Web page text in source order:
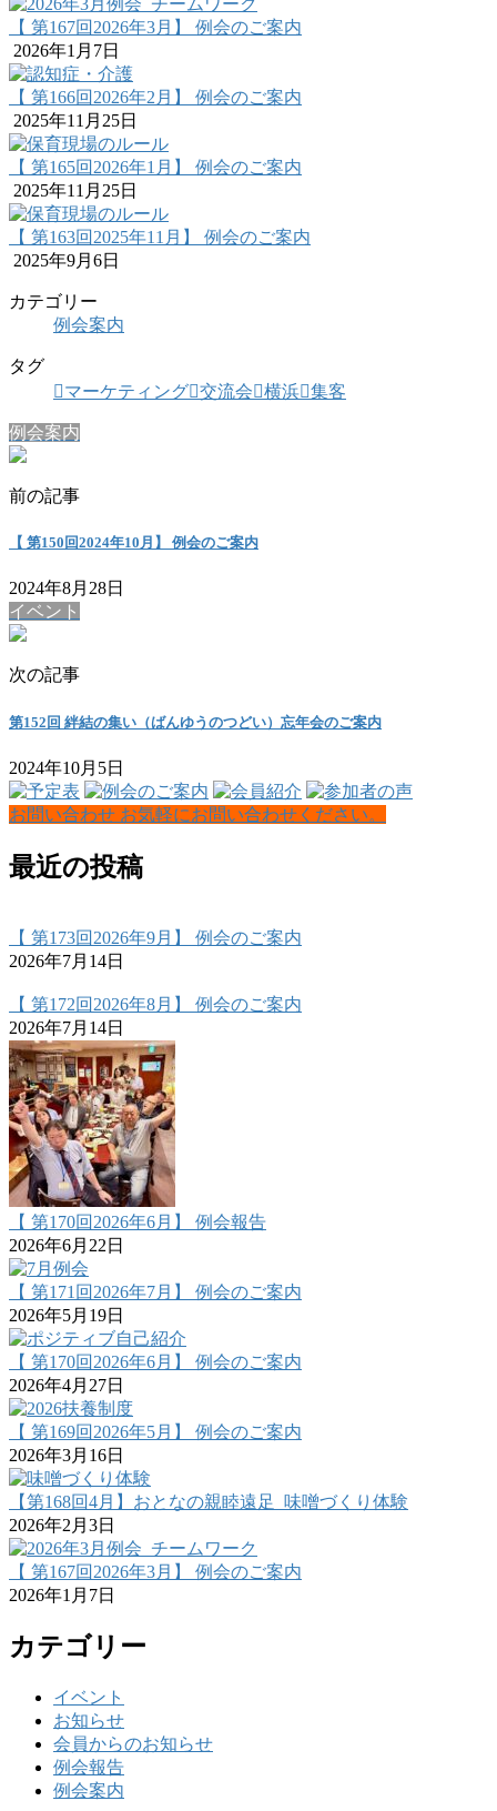
【 第167回2026年3月】 例会のご案内
2026年1月7日
【 第166回2026年2月】 例会のご案内
2025年11月25日
【 第165回2026年1月】 例会のご案内
2025年11月25日
【 第163回2025年11月】 例会のご案内
2025年9月6日
カテゴリー
例会案内
タグ
マーケティング 交流会 横浜 集客
例会案内
前の記事
【 第150回2024年10月】 例会のご案内
2024年8月28日
イベント
次の記事
第152回 絆結の集い（ばんゆうのつどい）忘年会のご案内
2024年10月5日
お問い合わせ お気軽にお問い合わせください。
最近の投稿
【 第173回2026年9月】 例会のご案内
2026年7月14日
【 第172回2026年8月】 例会のご案内
2026年7月14日
【 第170回2026年6月】 例会報告
2026年6月22日
【 第171回2026年7月】 例会のご案内
2026年5月19日
【 第170回2026年6月】 例会のご案内
2026年4月27日
【 第169回2026年5月】 例会のご案内
2026年3月16日
【第168回4月】おとなの親睦遠足_味噌づくり体験
2026年2月3日
【 第167回2026年3月】 例会のご案内
2026年1月7日
カテゴリー
イベント
お知らせ
会員からのお知らせ
例会報告
例会案内